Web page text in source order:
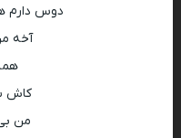
دوس دارم
آخه
کاش
من